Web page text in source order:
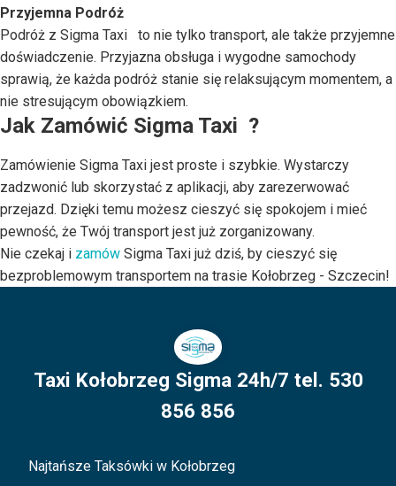
Przyjemna Podróż
Podróż z Sigma Taxi to nie tylko transport, ale także przyjemne
doświadczenie. Przyjazna obsługa i wygodne samochody
sprawią, że każda podróż stanie się relaksującym momentem, a
nie stresującym obowiązkiem.
Jak Zamówić Sigma Taxi ?
Zamówienie Sigma Taxi jest proste i szybkie. Wystarczy
zadzwonić lub skorzystać z aplikacji, aby zarezerwować
przejazd. Dzięki temu możesz cieszyć się spokojem i mieć
pewność, że Twój transport jest już zorganizowany.
Nie czekaj i zamów Sigma Taxi już dziś, by cieszyć się
bezproblemowym transportem na trasie Kołobrzeg - Szczecin!
Taxi Kołobrzeg Sigma 24h/7 tel. 530
856 856
Najtańsze Taksówki w Kołobrzeg